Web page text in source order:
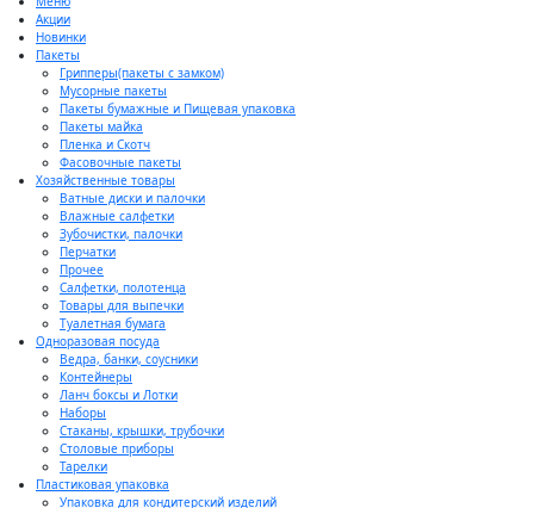
Акции
Новинки
Пакеты
Грипперы(пакеты с замком)
Мусорные пакеты
Пакеты бумажные и Пищевая упаковка
Пакеты майка
Пленка и Скотч
Фасовочные пакеты
Хозяйственные товары
Ватные диски и палочки
Влажные салфетки
Зубочистки, палочки
Перчатки
Прочее
Салфетки, полотенца
Товары для выпечки
Туалетная бумага
Одноразовая посуда
Ведра, банки, соусники
Контейнеры
Ланч боксы и Лотки
Наборы
Стаканы, крышки, трубочки
Столовые приборы
Тарелки
Пластиковая упаковка
Упаковка для кондитерский изделий